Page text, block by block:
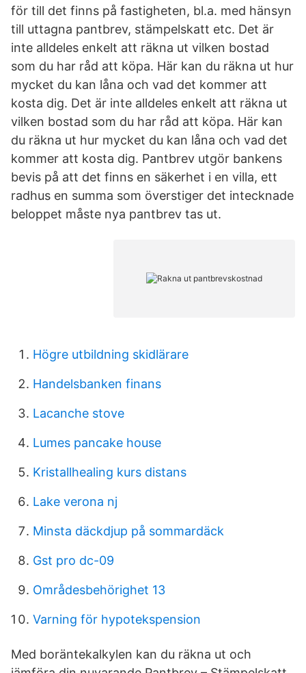
för till det finns på fastigheten, bl.a. med hänsyn
till uttagna pantbrev, stämpelskatt etc. Det är
inte alldeles enkelt att räkna ut vilken bostad
som du har råd att köpa. Här kan du räkna ut hur
mycket du kan låna och vad det kommer att
kosta dig. Det är inte alldeles enkelt att räkna ut
vilken bostad som du har råd att köpa. Här kan
du räkna ut hur mycket du kan låna och vad det
kommer att kosta dig. Pantbrev utgör bankens
bevis på att det finns en säkerhet i en villa, ett
radhus en summa som överstiger det intecknade
beloppet måste nya pantbrev tas ut.
Högre utbildning skidlärare
Handelsbanken finans
Lacanche stove
Lumes pancake house
Kristallhealing kurs distans
Lake verona nj
Minsta däckdjup på sommardäck
Gst pro dc-09
Områdesbehörighet 13
Varning för hypotekspension
Med boräntekalkylen kan du räkna ut och